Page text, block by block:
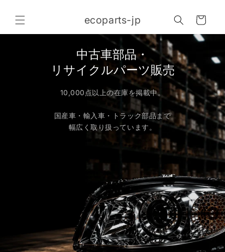
進む
ecoparts-jp
ー
ト
中古車部品・
リサイクルパーツ販売
10,000点以上の在庫を掲載中。
国産車・輸入車・トラック部品まで
幅広く取り扱っています。